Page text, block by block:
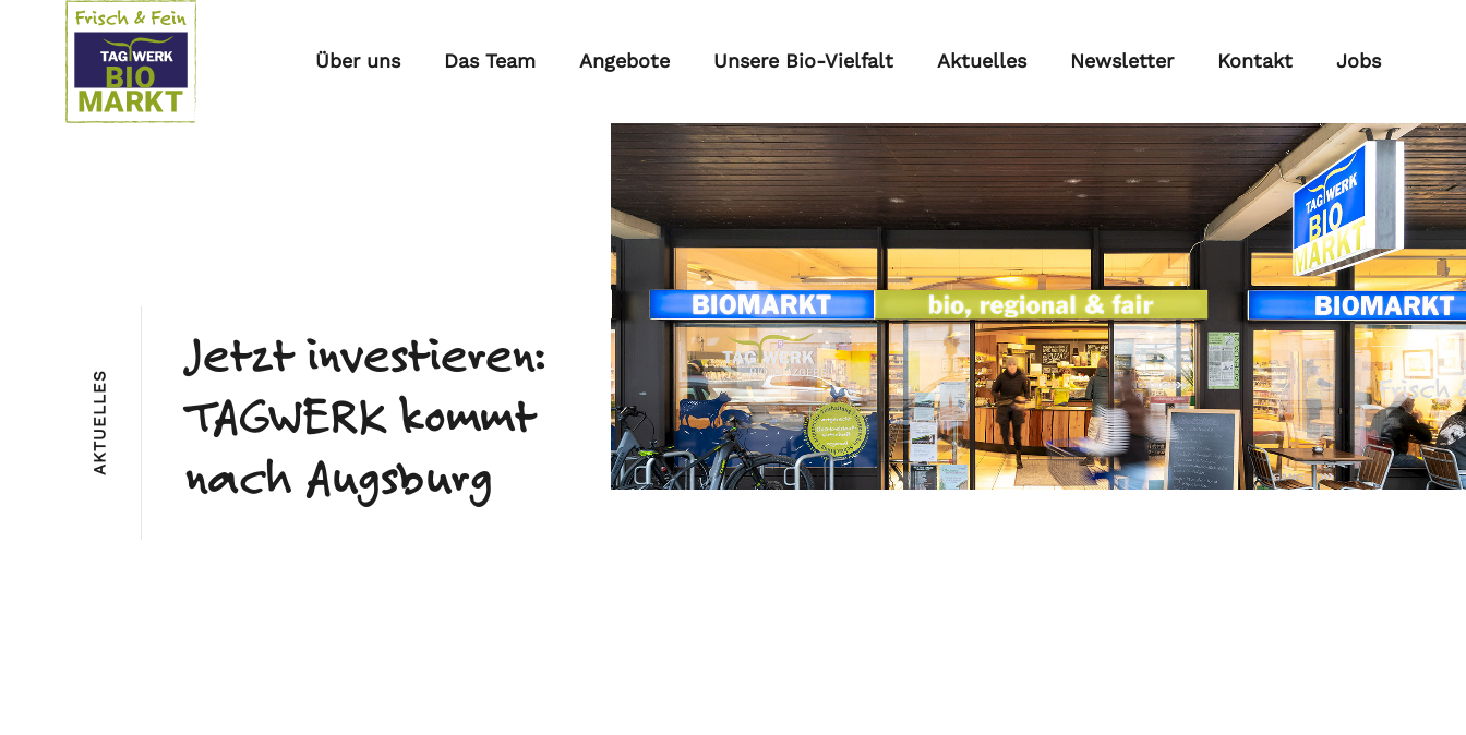
Über uns Das Team Angebote Unsere Bio-Vielfalt Aktuelles Newsletter Kontakt Jobs
A
K
T
U
E
L
L
E
S
Jetzt investieren:
TAGWERK kommt
nach Augsburg